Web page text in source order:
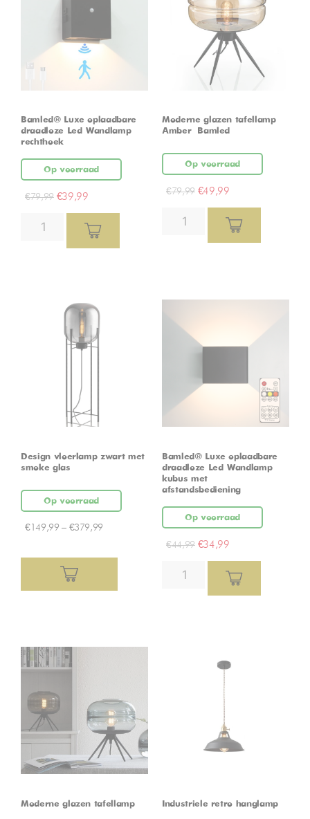
Bamled® Luxe oplaadbare
draadloze Led Wandlamp
rechthoek
Op voorraad
€79,99 €39,99
Moderne glazen tafellamp –
Amber – Bamled
Op voorraad
€79,99 €49,99
Design vloerlamp zwart met
smoke glas
Op voorraad
€149,99 – €379,99
Bamled® Luxe oplaadbare
draadloze Led Wandlamp
kubus met
afstandsbediening
Op voorraad
€44,99 €34,99
Moderne glazen tafellamp Industriele retro hanglamp